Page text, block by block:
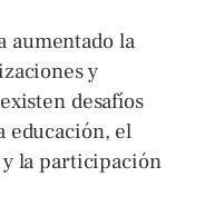
aumentado la
y
desafíos
educación, el
y la participación